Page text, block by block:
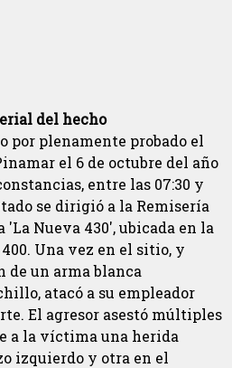
del hecho
por plenamente probado el
el 6 de octubre del año
entre las 07:30 y
se dirigió a la Remisería
Nueva 430', ubicada en la
Una vez en el sitio, y
un arma blanca
atacó a su empleador
El agresor asestó múltiples
a la víctima una herida
izquierdo y otra en el